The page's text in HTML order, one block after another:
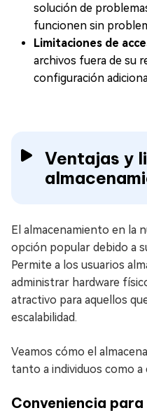
solución de
funcionen sin
Limitaciones de
archivos fuera de su
configuración
Ventajas y
El almacenamiento en la
opción popular debido a
Permite a los usuarios
administrar hardware
atractivo para aquellos
escalabilidad.
Veamos cómo el
tanto a individuos como a
Conveniencia